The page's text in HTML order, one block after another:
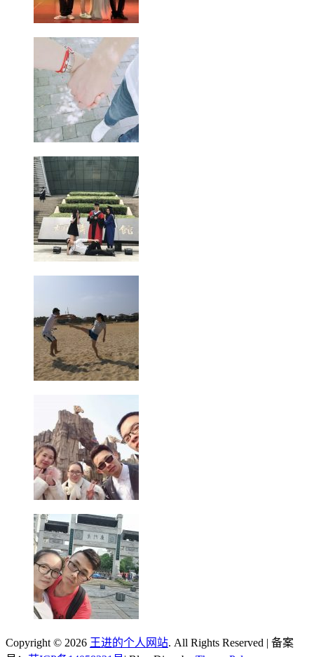
Copyright © 2026 王进的个人网站. All Rights Reserved | 备案